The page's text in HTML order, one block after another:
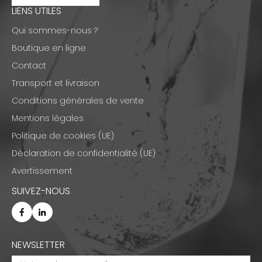
LIENS UTILES
Qui sommes-nous ?
Boutique en ligne
Contact
Transport et livraison
Conditions générales de vente
Mentions légales
Politique de cookies (UE)
Déclaration de confidentialité (UE)
Avertissement
SUIVEZ-NOUS
NEWSLETTER